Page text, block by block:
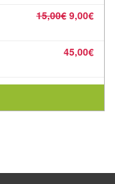
15,00€ 9,00€
45,00€